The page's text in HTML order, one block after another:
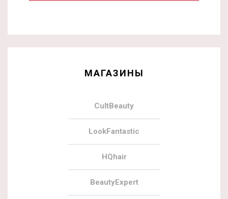
МАГАЗИНЫ
CultBeauty
LookFantastic
HQhair
BeautyExpert